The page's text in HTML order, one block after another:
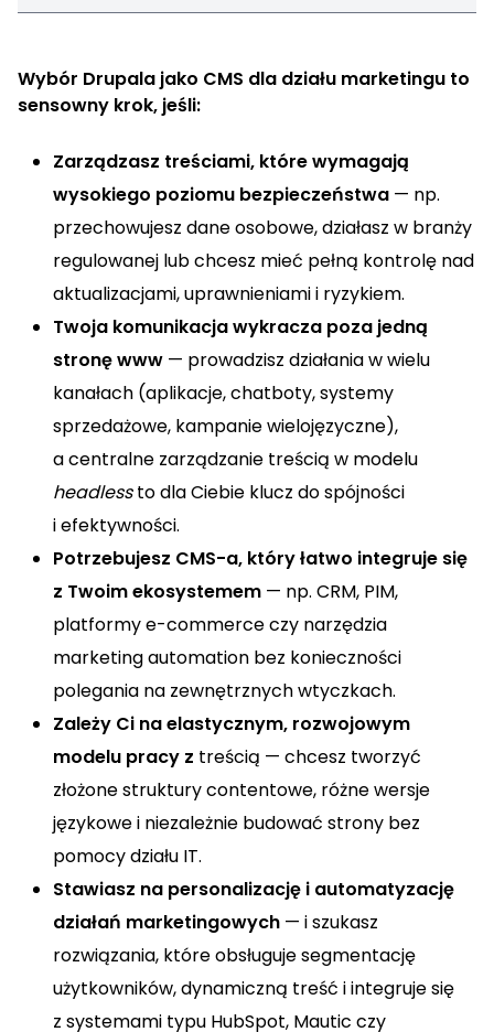
Wybór Drupala jako CMS dla działu marketingu to
sensowny krok, jeśli:
Zarządzasz treściami, które wymagają
wysokiego poziomu bezpieczeństwa — np.
przechowujesz dane osobowe, działasz w branży
regulowanej lub chcesz mieć pełną kontrolę nad
aktualizacjami, uprawnieniami i ryzykiem.
Twoja komunikacja wykracza poza jedną
stronę www — prowadzisz działania w wielu
kanałach (aplikacje, chatboty, systemy
sprzedażowe, kampanie wielojęzyczne),
a centralne zarządzanie treścią w modelu
headlessto dla Ciebie klucz do spójności
i efektywności.
Potrzebujesz CMS-a, który łatwo integruje się
z Twoim ekosystemem — np. CRM, PIM,
platformy e-commerce czy narzędzia
marketing automation bez konieczności
polegania na zewnętrznych wtyczkach.
Zależy Ci na elastycznym, rozwojowym
modelu pracy z treścią — chcesz tworzyć
złożone struktury contentowe, różne wersje
językowe i niezależnie budować strony bez
pomocy działu IT.
Stawiasz na personalizację i automatyzację
działań marketingowych — i szukasz
rozwiązania, które obsługuje segmentację
użytkowników, dynamiczną treść i integruje się
z systemami typu HubSpot, Mautic czy